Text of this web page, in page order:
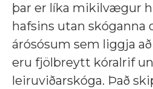
þar er líka mikilvægur
hafsins utan skóganna
árósósum sem liggja
eru fjölbreytt kóralrif
leiruviðarskóga. Það